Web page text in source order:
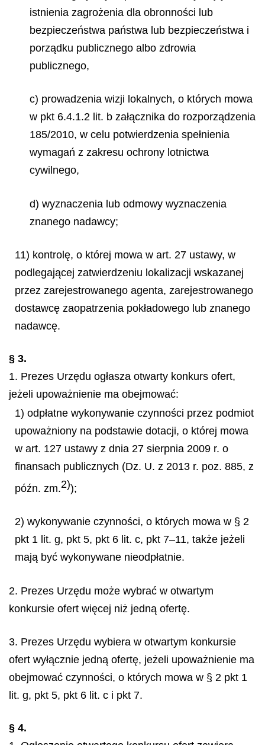
istnienia zagrożenia dla obronności lub
bezpieczeństwa państwa lub bezpieczeństwa i
porządku publicznego albo zdrowia
publicznego,
c) prowadzenia wizji lokalnych, o których mowa
w pkt 6.4.1.2 lit. b załącznika do rozporządzenia
185/2010, w celu potwierdzenia spełnienia
wymagań z zakresu ochrony lotnictwa
cywilnego,
d) wyznaczenia lub odmowy wyznaczenia
znanego nadawcy;
11) kontrolę, o której mowa w art. 27 ustawy, w
podlegającej zatwierdzeniu lokalizacji wskazanej
przez zarejestrowanego agenta, zarejestrowanego
dostawcę zaopatrzenia pokładowego lub znanego
nadawcę.
§ 3.
1. Prezes Urzędu ogłasza otwarty konkurs ofert,
jeżeli upoważnienie ma obejmować:
1) odpłatne wykonywanie czynności przez podmiot
upoważniony na podstawie dotacji, o której mowa
w art. 127 ustawy z dnia 27 sierpnia 2009 r. o
finansach publicznych (Dz. U. z 2013 r. poz. 885, z
późn. zm.2));
2) wykonywanie czynności, o których mowa w § 2
pkt 1 lit. g, pkt 5, pkt 6 lit. c, pkt 7–11, także jeżeli
mają być wykonywane nieodpłatnie.
2. Prezes Urzędu może wybrać w otwartym
konkursie ofert więcej niż jedną ofertę.
3. Prezes Urzędu wybiera w otwartym konkursie
ofert wyłącznie jedną ofertę, jeżeli upoważnienie ma
obejmować czynności, o których mowa w § 2 pkt 1
lit. g, pkt 5, pkt 6 lit. c i pkt 7.
§ 4.